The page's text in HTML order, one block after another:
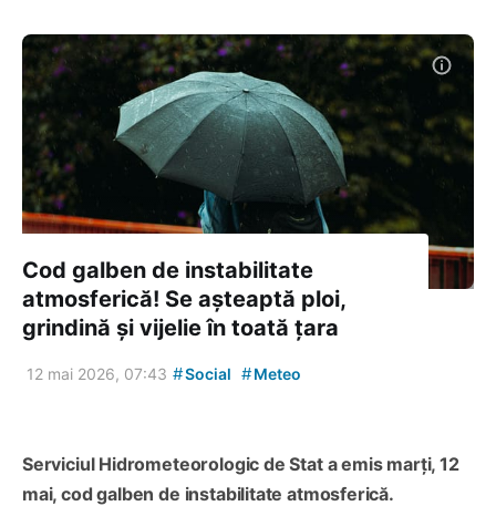
Cod galben de instabilitate
atmosferică! Se așteaptă ploi,
grindină și vijelie în toată țara
12 mai 2026, 07:43 #Social #Meteo
Serviciul Hidrometeorologic de Stat a emis marți, 12
mai, cod galben de instabilitate atmosferică.